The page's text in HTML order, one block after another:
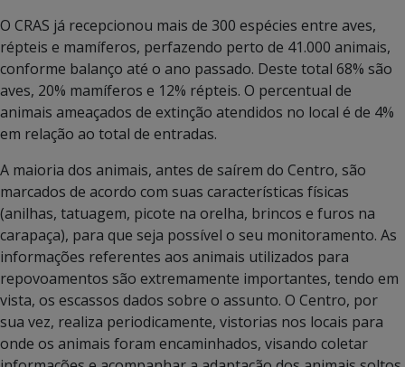
O CRAS já recepcionou mais de 300 espécies entre aves,
répteis e mamíferos, perfazendo perto de 41.000 animais,
conforme balanço até o ano passado. Deste total 68% são
aves, 20% mamíferos e 12% répteis. O percentual de
animais ameaçados de extinção atendidos no local é de 4%
em relação ao total de entradas.
A maioria dos animais, antes de saírem do Centro, são
marcados de acordo com suas características físicas
(anilhas, tatuagem, picote na orelha, brincos e furos na
carapaça), para que seja possível o seu monitoramento. As
informações referentes aos animais utilizados para
repovoamentos são extremamente importantes, tendo em
vista, os escassos dados sobre o assunto. O Centro, por
sua vez, realiza periodicamente, vistorias nos locais para
onde os animais foram encaminhados, visando coletar